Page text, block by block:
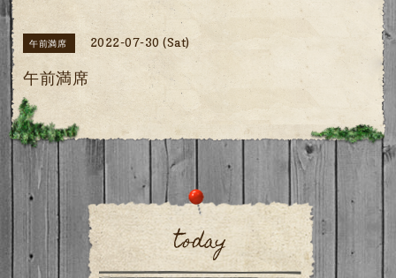
午前満席 2022-07-30 (Sat)
午前満席
today